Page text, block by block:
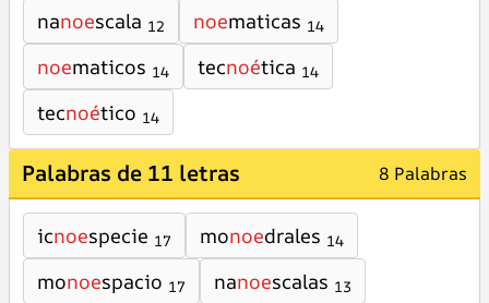
nanoescala 12 noematicas 14
noematicos 14 tecnoética 14
tecnoético 14
Palabras de 11 letras 8 Palabras
icnoespecie 17 monoedrales 14
monoespacio 17 nanoescalas 13